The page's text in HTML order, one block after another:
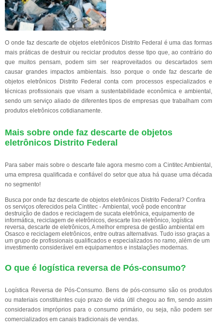
O onde faz descarte de objetos eletrônicos Distrito Federal é uma das formas
mais práticas de destruir ou reciclar produtos desse tipo que, ao contrário do
que muitos pensam, podem sim ser reaproveitados ou descartados sem
causar grandes impactos ambientais. Isso porque o onde faz descarte de
objetos eletrônicos Distrito Federal conta com processos especializados e
técnicas profissionais que visam a sustentabilidade econômica e ambiental,
sendo um serviço aliado de diferentes tipos de empresas que trabalham com
produtos eletrônicos cotidianamente.
Mais sobre onde faz descarte de objetos
eletrônicos Distrito Federal
Para saber mais sobre o descarte fale agora mesmo com a Cintitec Ambiental,
uma empresa qualificada e confiável do setor que atua há quase uma década
no segmento!
Busca por onde faz descarte de objetos eletrônicos Distrito Federal? Confira
os serviços oferecidos pela Cintitec - Ambiental, você pode encontrar
destruição de dados e reciclagem de sucata eletrônica, equipamento de
informática, reciclagem de eletrônicos, descarte lixo eletrônico, logística
reversa, descarte de eletrônicos, A melhor empresa de gestão ambiental em
Osasco e reciclagem eletrônicos, entre outras alternativas. Tudo isso graças a
um grupo de profissionais qualificados e especializados no ramo, além de um
investimento considerável em equipamentos e instalações modernas.
O que é logística reversa de Pós-consumo?
Logística Reversa de Pós-Consumo. Bens de pós-consumo são os produtos
ou materiais constituintes cujo prazo de vida útil chegou ao fim, sendo assim
considerados impróprios para o consumo primário, ou seja, não podem ser
comercializados em canais tradicionais de vendas.